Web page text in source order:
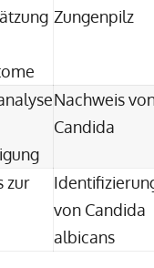
Zungenpilz
Nachweis
Candida
zur
von Candida
albicans